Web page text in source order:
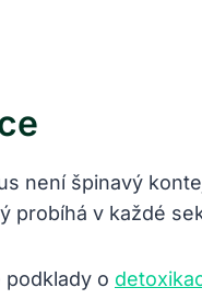
není špinavý
probíhá v každé
o